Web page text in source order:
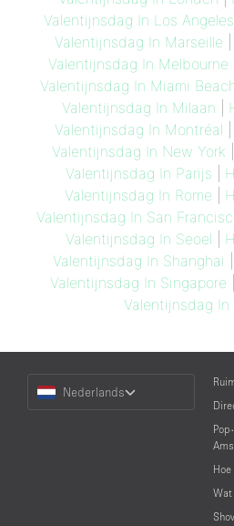
Valentijnsdag In Los Angeles
Valentijnsdag In Marseille
Valentijnsdag In Melbourne
Valentijnsdag In Miami
Valentijnsdag In Milaan
Valentijnsdag In Montréal
Valentijnsdag In New York
Valentijnsdag In Parijs
Valentijnsdag In Rome
Valentijnsdag In San
Valentijnsdag In Seoel
Valentijnsdag In Shanghai
Valentijnsdag In Singapore
Valentijnsdag In
Language
Nederlands
Wat